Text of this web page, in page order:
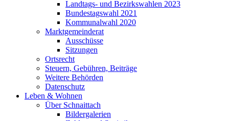
Landtags- und Bezirkswahlen 2023
Bundestagswahl 2021
Kommunalwahl 2020
Marktgemeinderat
Ausschüsse
Sitzungen
Ortsrecht
Steuern, Gebühren, Beiträge
Weitere Behörden
Datenschutz
Leben & Wohnen
Über Schnaittach
Bildergalerien